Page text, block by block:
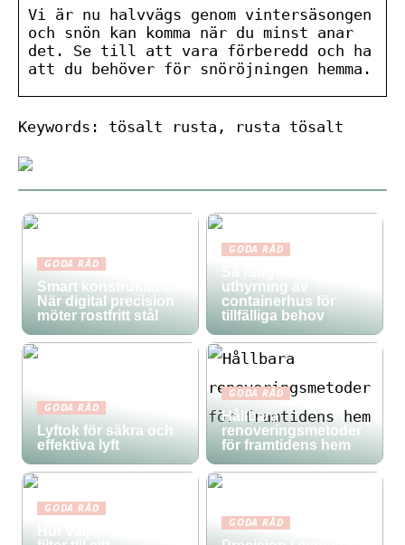
Vi är nu halvvägs genom vintersäsongen
och snön kan komma när du minst anar
det. Se till att vara förberedd och ha
att du behöver för snöröjningen hemma.
Keywords: tösalt rusta, rusta tösalt
GODA RÅD
Smart konstruktion:
När digital precision
möter rostfritt stål
GODA RÅD
uthyrning av
containerhus för
tillfälliga behov
GODA RÅD
Lyftok för säkra och
effektiva lyft
GODA RÅD
Hållbara
renoveringsmetoder
för framtidens hem
GODA RÅD
GODA RÅD